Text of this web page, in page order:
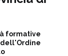
formative